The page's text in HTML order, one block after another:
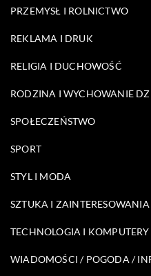
PRZEMYSŁ I ROLNICTWO
REKLAMA I DRUK
RELIGIA I DUCHOWOŚĆ
RODZINA I WYCHOWANIE
SPOŁECZEŃSTWO
SPORT
STYL I MODA
SZTUKA I ZAINTERESOWANIA
TECHNOLOGIA I KOMPUTERY
WIADOMOŚCI / POGODA /